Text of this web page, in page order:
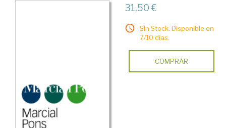
31,50 €
Sin Stock. Disponible en
7/10 días.
COMPRAR